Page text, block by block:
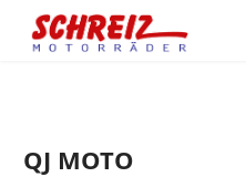
QJ MOTO